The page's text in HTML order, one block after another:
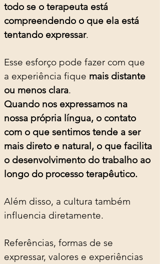
todo se o terapeuta está
compreendendo o que ela está
tentando expressar.
Esse esforço pode fazer com que
a experiência fique mais distante
ou menos clara.
Quando nos expressamos na
nossa própria língua, o contato
com o que sentimos tende a ser
mais direto e natural, o que facilita
o desenvolvimento do trabalho ao
longo do processo terapêutico.
Além disso, a cultura também
influencia diretamente.
Referências, formas de se
expressar, valores e experiências